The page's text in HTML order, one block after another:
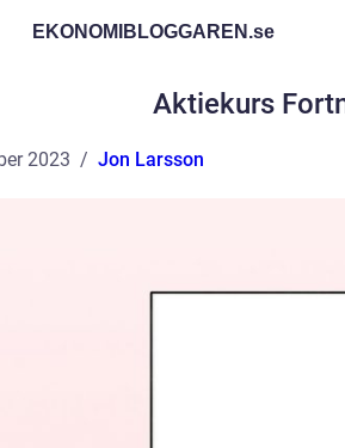
EKONOMIBLOGGAREN.se
Aktiekurs
2023 Jon Larsson